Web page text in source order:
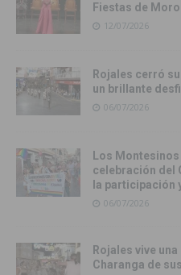
Fiestas de
12/07/2026
Rojales cerró
un brillante
06/07/2026
Los
celebración del
la participación
06/07/2026
Rojales vive
Charanga de